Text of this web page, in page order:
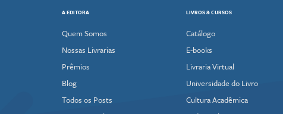
A EDITORA
Quem Somos
Nossas Livrarias
Prêmios
Blog
Todos os Posts
LIVROS & CURSOS
Catálogo
E-books
Livraria Virtual
Universidade do Livro
Cultura Acadêmica